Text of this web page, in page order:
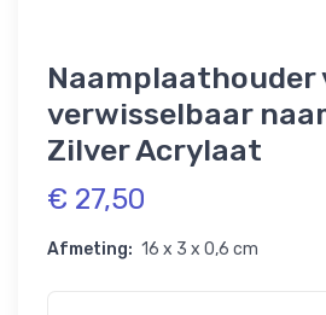
Naamplaathouder
verwisselbaar
Zilver Acrylaat
€ 27,50
Afmeting: 16 x 3 x 0,6 cm